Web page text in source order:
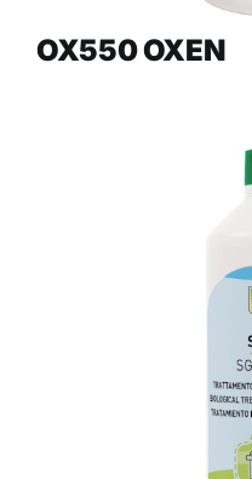
OX550 OXEN